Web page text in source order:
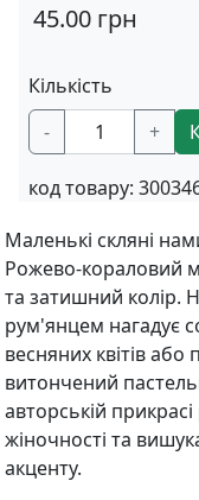
45.00 грн
Кількість
-
+
код товару:
Маленькі скляні
Рожево-кораловий
та затишний колір.
рум'янцем нагадує
весняних квітів
витончений
авторській
жіночності та
акценту.